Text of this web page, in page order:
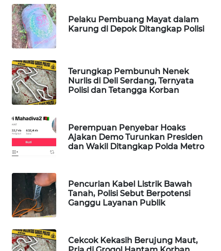
Pelaku Pembuang Mayat dalam
Karung di Depok Ditangkap Polisi
Terungkap Pembunuh Nenek
Nurlis di Deli Serdang, Ternyata
Polisi dan Tetangga Korban
Perempuan Penyebar Hoaks
Ajakan Demo Turunkan Presiden
dan Wakil Ditangkap Polda Metro
Pencurian Kabel Listrik Bawah
Tanah, Polisi Sebut Berpotensi
Ganggu Layanan Publik
Cekcok Kekasih Berujung Maut,
WAHANANEWS
NET
WAHANA
WAHANA
UMKM
WAHANA
WAHANA
OTOMOTIF
HEALTH